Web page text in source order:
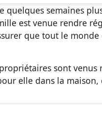
quelques semaines
est venue rendre
que tout le
sont venus
elle dans la